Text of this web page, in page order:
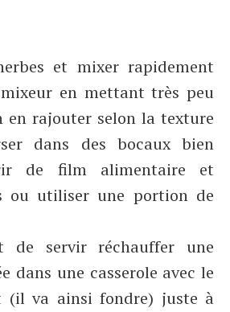
et mixer rapidement
en mettant très peu
en rajouter selon la texture
dans des bocaux bien
de film alimentaire et
ou utiliser une portion de
de servir réchauffer une
dans une casserole avec le
(il va ainsi fondre) juste à